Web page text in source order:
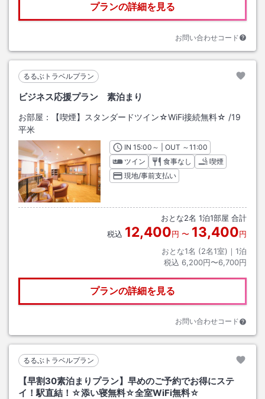
プランの詳細を見る
お問い合わせコード
るるぶトラベルプラン
ビジネス応援プラン 素泊まり
お部屋： 【喫煙】スタンダードツイン☆WiFi接続無料☆ /19
平米
INチェックイン
15:00 ～ | OUT チェックアウト
～11:00
ツイン
食事なし
喫煙
現地/事前支払い
おとな2名 1泊1部屋 合計
税込 12,400円 〜 13,400円
おとな1名 (2名1室)｜ 1泊
税込 6,200円〜6,700円
プランの詳細を見る
お問い合わせコード
るるぶトラベルプラン
【早割30素泊まりプラン】早めのご予約でお得にステ
イ！駅直結！☆添い寝無料☆全室WiFi無料☆